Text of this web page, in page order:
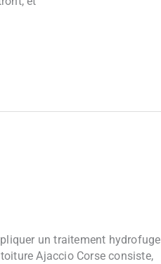
un traitement hydrofuge
Ajaccio Corse consiste,